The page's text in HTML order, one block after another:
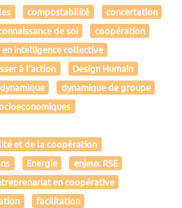
compostabilité
concertation
de soi
coopération
intelligence collective
à l’action
Design Humain
dynamique
dynamique de groupe
et de la coopération
Energie
enjeux RSE
en coopérative
facilitation